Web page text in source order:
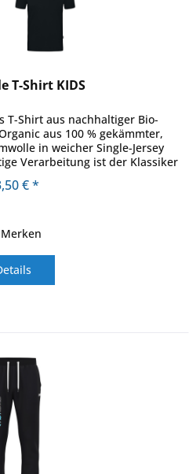
T-Shirt KIDS
T-Shirt aus nachhaltiger Bio-
aus 100 % gekämmter,
in weicher Single-Jersey
Verarbeitung ist der Klassiker
€ *
Merken